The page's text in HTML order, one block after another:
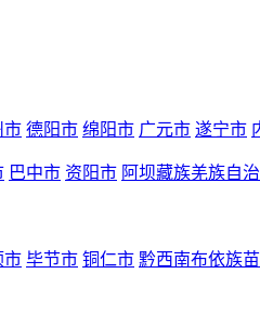
市 德阳市 绵阳市 广元市 遂宁市
巴中市 资阳市 阿坝藏族羌族自
市 毕节市 铜仁市 黔西南布依族